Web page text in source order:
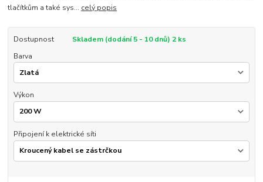
tlačítkům a také sys... celý popis
Dostupnost
Skladem (dodání 5 - 10 dnů) 2 ks
Barva
Výkon
Připojení k elektrické síti